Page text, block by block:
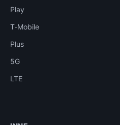
Play
T-Mobile
Plus
5G
LTE